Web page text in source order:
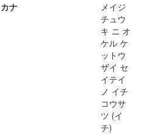
カナ
メイジ
チュウ
キ ニ オ
ケル ケ
ットウ
ザイ セ
イテイ
ノ イチ
コウサ
ツ (イ
チ)